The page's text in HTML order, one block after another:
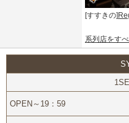
[すすきの]
系列店をす
OPEN～19：59